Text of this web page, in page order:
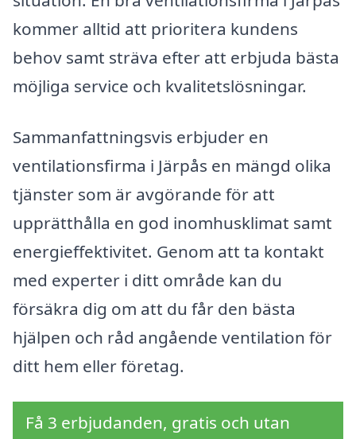
kommer alltid att prioritera kundens
behov samt sträva efter att erbjuda bästa
möjliga service och kvalitetslösningar.
Sammanfattningsvis erbjuder en
ventilationsfirma i Järpås en mängd olika
tjänster som är avgörande för att
upprätthålla en god inomhusklimat samt
energieffektivitet. Genom att ta kontakt
med experter i ditt område kan du
försäkra dig om att du får den bästa
hjälpen och råd angående ventilation för
ditt hem eller företag.
Få 3 erbjudanden, gratis och utan